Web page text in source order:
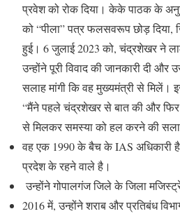
प्रवेश को रोक दिया। केके पाठक के
को “पीला” पत्र फलसवरूप छोड़ दिया,
हुई। 6 जुलाई 2023 को, चंद्रशेखर ने
उन्होंने पूरी विवाद की जानकारी दी
सलाह मांगी कि वह मुख्यमंत्री से मिलें।
“मैंने पहले चंद्रशेखर से बात की और फिर
से मिलकर समस्या को हल करने की
वह एक 1990 के बैच के IAS अधिकारी
प्रदेश के रहने वाले है।
उन्होंने गोपालगंज जिले के जिला
2016 में, उन्होंने शराब और प्रतिबंध